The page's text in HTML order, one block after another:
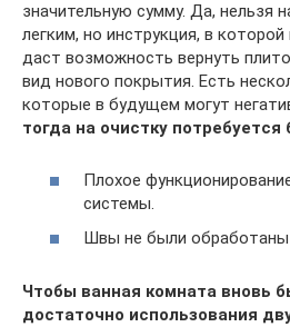
значительную сумму. Да, нельзя
легким, но инструкция, в
даст возможность вернуть
вид нового покрытия. Есть
которые в будущем могут
тогда на очистку
Плохое
системы.
Швы не были обработаны
Чтобы ванная комната вновь
достаточно использования